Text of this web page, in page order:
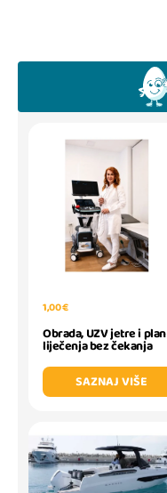
1,00 €
Obrada, UZV jetre i plan
liječenja bez čekanja
SAZNAJ VIŠE